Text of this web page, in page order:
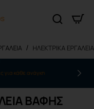
ΗΛΕΚΤΡΙΚΑ
για κάθε ανάγκη
ΒΑΦΗΣ